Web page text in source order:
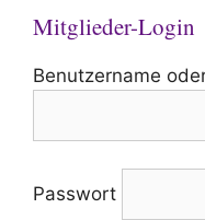
Mitglieder-Login
Benutzername
Passwort